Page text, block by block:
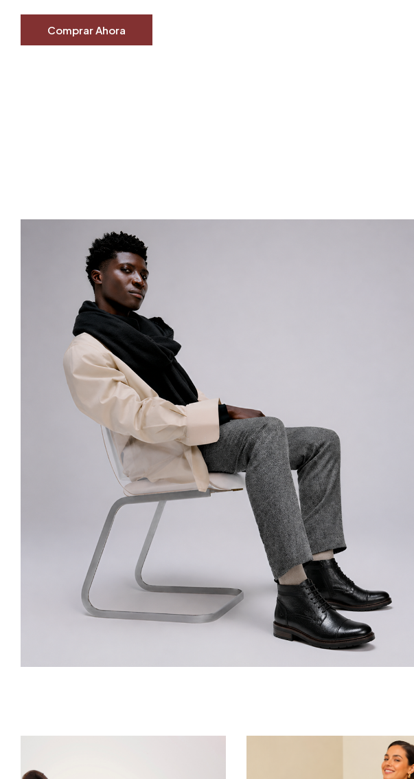
Comprar Ahora